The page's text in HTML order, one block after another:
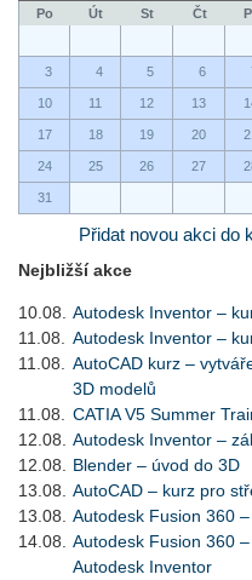
Po Út St Čt
3 4 5 6
10 11 12 13
17 18 19 20
24 25 26 27
31
Přidat novou akci do
Nejbližší akce
10.08.
Autodesk Inventor –
11.08.
Autodesk Inventor –
11.08.
AutoCAD kurz –
3D modelů
11.08.
CATIA V5 Summer
12.08.
Autodesk Inventor –
12.08.
Blender – úvod do 3D
13.08.
AutoCAD – kurz pro
13.08.
Autodesk Fusion 360
14.08.
Autodesk Fusion 360
Autodesk Inventor